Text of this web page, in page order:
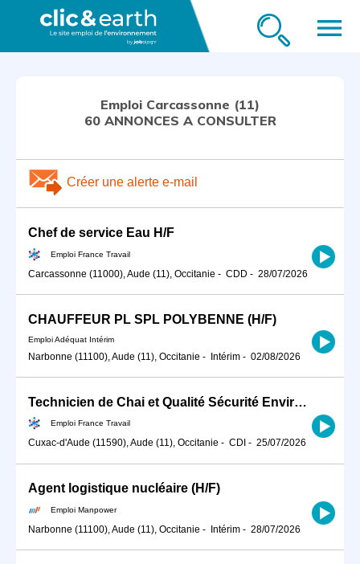
menu
Emploi Carcassonne (11)
60 ANNONCES A CONSULTER
Créer une alerte e-mail
Chef de service Eau H/F
Emploi France Travail
Carcassonne (11000), Aude (11), Occitanie - CDD - 28/07/2026
CHAUFFEUR PL SPL POLYBENNE (H/F)
Emploi Adéquat Intérim
Narbonne (11100), Aude (11), Occitanie - Intérim - 02/08/2026
Technicien de Chai et Qualité Sécurité Environnement (H/F)
Emploi France Travail
Cuxac-d'Aude (11590), Aude (11), Occitanie - CDI - 25/07/2026
Agent logistique nucléaire (H/F)
Emploi Manpower
Narbonne (11100), Aude (11), Occitanie - Intérim - 28/07/2026